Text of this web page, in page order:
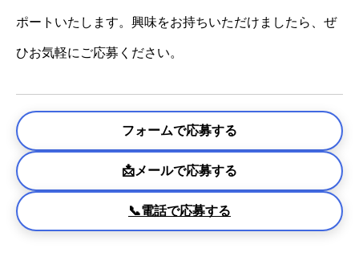
ポートいたします。興味をお持ちいただけましたら、ぜ
ひお気軽にご応募ください。
フォームで応募する
📩メールで応募する
📞電話で応募する